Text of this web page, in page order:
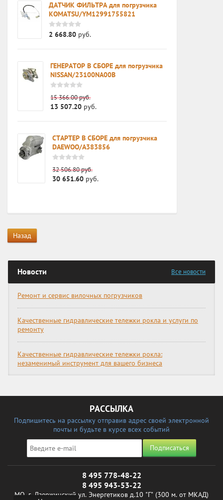
Новости Все новости
Ремонт и сервис вилочных погрузчиков
Качественные гидравлические тележки рокла и услуги по
ремонту
Качественные гидравлические тележки рокла:
незаменимый инструмент для вашего бизнеса
ДАТЧИК ФИЛЬТРА для погрузчика
KOMATSU/YM12991755821
2 668.80руб.
ГЕНЕРАТОР В СБОРЕ для погрузчика
NISSAN/23100NA00B
15 366.00руб.
13 507.20 руб.
СТАРТЕР В СБОРЕ для погрузчика
DAEWOO/A383856
32 506.80руб.
30 651.60 руб.
Назад
РАССЫЛКА
Подпишитесь на рассылку отправив адрес своей электронной
почты и будьте в курсе всех событий
Подписаться
8 495 778-48-22
8 495 943-53-22
МО, г. Дзержинский ул. Энергетиков д.10 "Г" (300 м. от МКАД)